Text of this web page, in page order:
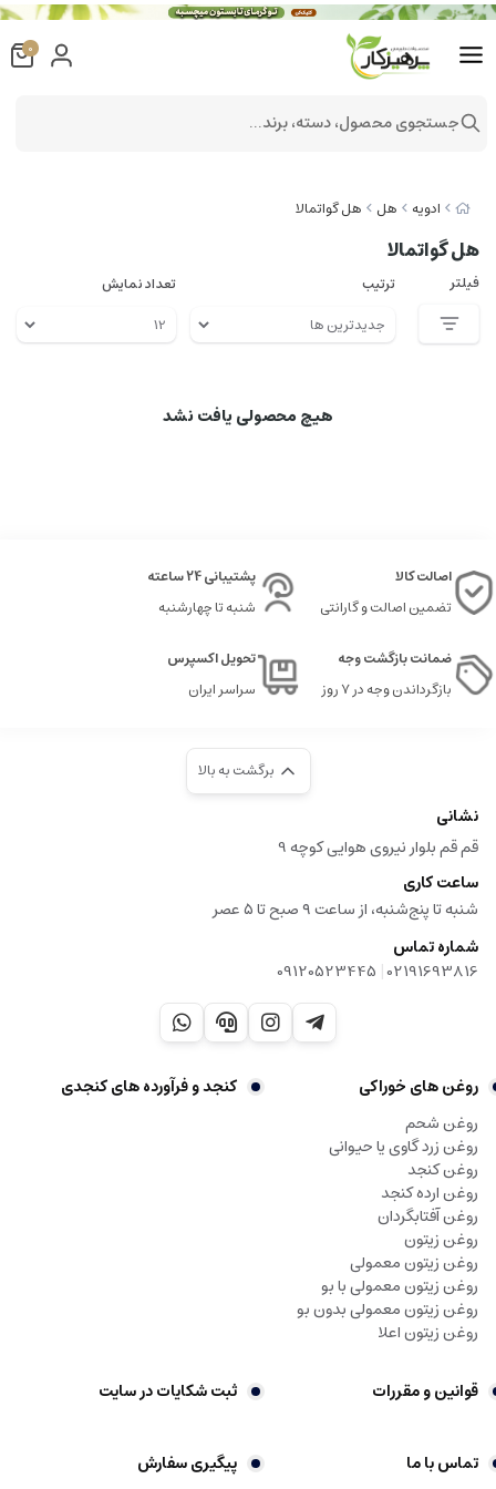
ادویه هل هل گواتمالا
هل گواتمالا
فیلتر ترتیب تعداد نمایش
هیچ محصولی یافت نشد
اصالت کالا
تضمین اصالت و گارانتی
پشتیبانی 24 ساعته
شنبه تا چهارشنبه
ضمانت بازگشت وجه
بازگرداندن وجه در ۷ روز
تحویل اکسپرس
سراسر ایران
برگشت به بالا
نشانی
قم قم بلوار نیروی هوایی کوچه 9
ساعت کاری
شنبه تا پنج‌شنبه، از ساعت ۹ صبح تا ۵ عصر
شماره تماس
02191693816
|
09120523445
روغن های خوراکی
روغن شحم
روغن زرد گاوی یا حیوانی
روغن کنجد
روغن ارده کنجد
روغن آفتابگردان
روغن زیتون
روغن زیتون معمولی
روغن زیتون معمولی با بو
روغن زیتون معمولی بدون بو
روغن زیتون اعلا
کنجد و فرآورده های کنجدی
قوانین و مقررات ثبت شکایات در سایت
تماس با ما پیگیری سفارش
0
جستجوی محصول، دسته، برند...